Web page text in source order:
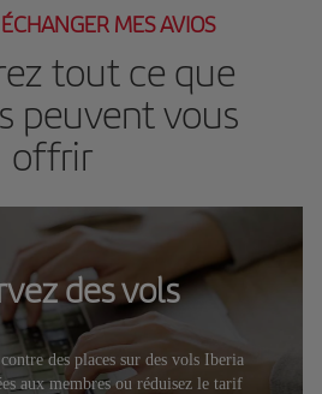
MES AVIOS
tout ce que
peuvent vous
offrir
des vols
des places sur des vols Iberia
aux membres ou réduisez le tarif